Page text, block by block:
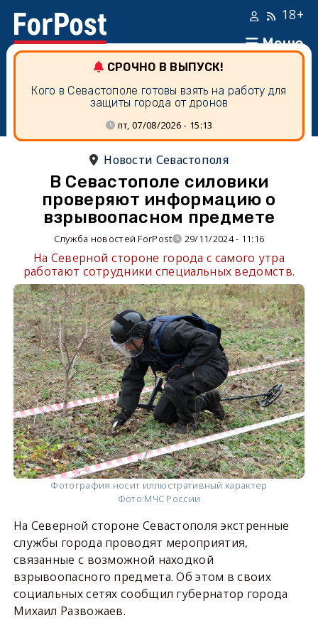
Меню
18+
СРОЧНО В ВЫПУСК!
Кого в Севастополе готовы взять на работу для
защиты города от дронов
пт, 07/08/2026 - 15:13
Новости Севастополя
В Севастополе силовики
проверяют информацию о
взрывоопасном предмете
Служба новостей ForPost 29/11/2024 - 11:16
На Северной стороне города c самого утра
работают сотрудники специальных ведомств.
Фотография носит иллюстративный характер
Фото:МЧС России
На Северной стороне Севастополя экстренные
службы города проводят мероприятия,
связанные с возможной находкой
взрывоопасного предмета. Об этом в своих
социальных сетях сообщил губернатор города
Михаил Развожаев.